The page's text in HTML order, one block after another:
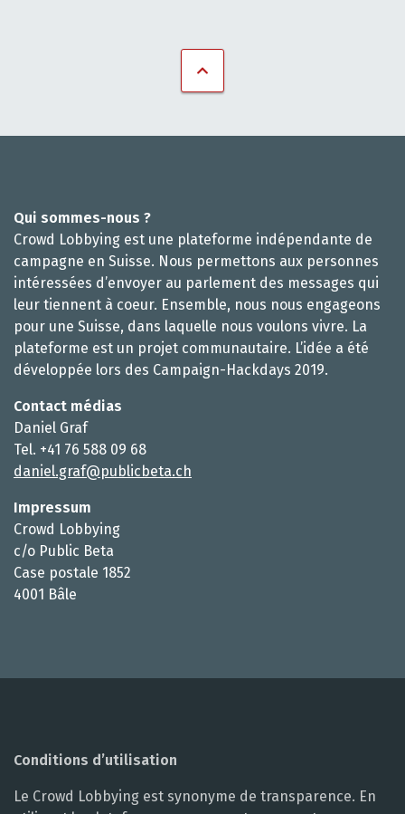
Qui sommes-nous ?
Crowd Lobbying est une plateforme indépendante de
campagne en Suisse. Nous permettons aux personnes
intéressées d’envoyer au parlement des messages qui
leur tiennent à coeur. Ensemble, nous nous engageons
pour une Suisse, dans laquelle nous voulons vivre. La
plateforme est un projet communautaire. L’idée a été
développée lors des Campaign-Hackdays 2019.
Contact médias
Daniel Graf
Tel. +41 76 588 09 68
daniel.graf@publicbeta.ch
Impressum
Crowd Lobbying
c/o Public Beta
Case postale 1852
4001 Bâle
Conditions d’utilisation
Le Crowd Lobbying est synonyme de transparence. En